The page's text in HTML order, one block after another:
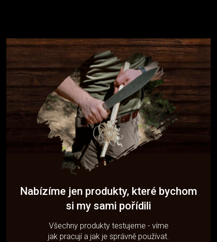
Nabízíme jen produkty, které bychom
si my sami pořídili
Všechny produkty testujeme - víme
jak pracují a jak je správně používat.